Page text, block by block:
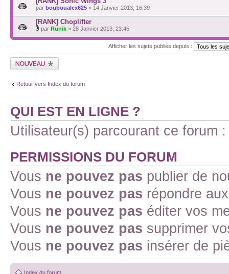
par bouboualex625 » 14 Janvier 2013, 16:39
[RANK] Choplifter
par Runik » 28 Janvier 2013, 23:45
Afficher les sujets publiés depuis :
Retour vers Index du forum
QUI EST EN LIGNE ?
Utilisateur(s) parcourant ce forum
PERMISSIONS DU FORUM
Vous ne pouvez pas publier de
Vous ne pouvez pas répondre
Vous ne pouvez pas éditer vos
Vous ne pouvez pas supprimer
Vous ne pouvez pas insérer de
Index du forum